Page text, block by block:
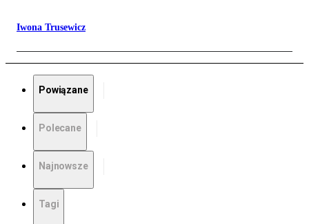
Iwona Trusewicz
Powiązane
Polecane
Najnowsze
Tagi